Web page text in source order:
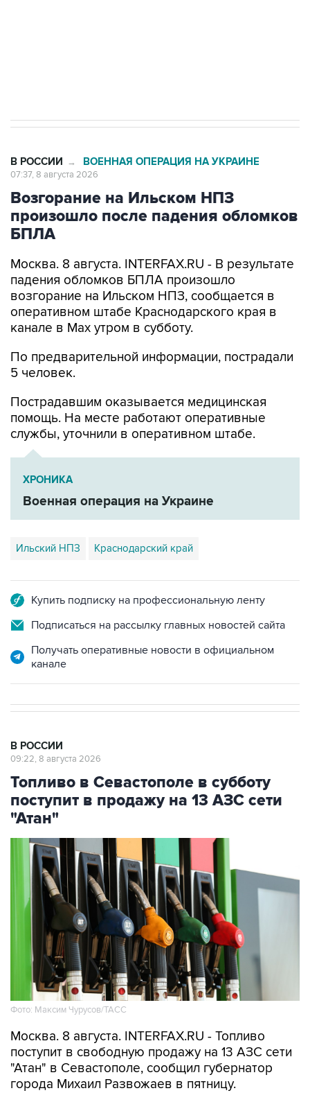
В РОССИИ → ВОЕННАЯ ОПЕРАЦИЯ НА УКРАИНЕ
07:37, 8 августа 2026
Возгорание на Ильском НПЗ
произошло после падения обломков
БПЛА
Москва. 8 августа. INTERFAX.RU - В результате
падения обломков БПЛА произошло
возгорание на Ильском НПЗ, сообщается в
оперативном штабе Краснодарского края в
канале в Max утром в субботу.
По предварительной информации, пострадали
5 человек.
Пострадавшим оказывается медицинская
помощь. На месте работают оперативные
службы, уточнили в оперативном штабе.
ХРОНИКА
Военная операция на Украине
Ильский НПЗ Краснодарский край
Купить подписку на профессиональную ленту
Подписаться на рассылку главных новостей сайта
Получать оперативные новости в официальном
канале
В РОССИИ
09:22, 8 августа 2026
Топливо в Севастополе в субботу
поступит в продажу на 13 АЗС сети
"Атан"
Фото: Максим Чурусов/ТАСС
Москва. 8 августа. INTERFAX.RU - Топливо
поступит в свободную продажу на 13 АЗС сети
"Атан" в Севастополе, сообщил губернатор
города Михаил Развожаев в пятницу.